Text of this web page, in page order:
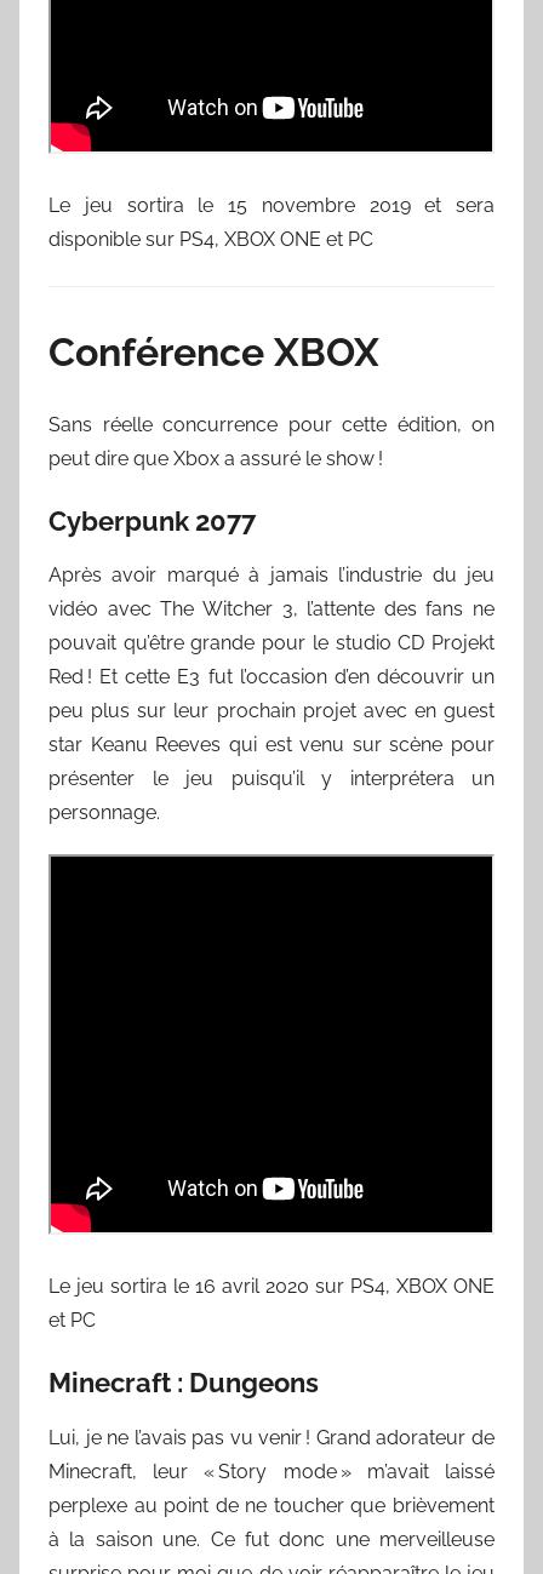
Le jeu sortira le 15 novembre 2019 et sera
disponible sur PS4, XBOX ONE et PC
Conférence XBOX
Sans réelle concurrence pour cette édition, on
peut dire que Xbox a assuré le show !
Cyberpunk 2077
Après avoir marqué à jamais l’industrie du jeu
vidéo avec The Witcher 3, l’attente des fans ne
pouvait qu’être grande pour le studio CD Projekt
Red ! Et cette E3 fut l’occasion d’en découvrir un
peu plus sur leur prochain projet avec en guest
star Keanu Reeves qui est venu sur scène pour
présenter le jeu puisqu’il y interprétera un
personnage.
Le jeu sortira le 16 avril 2020 sur PS4, XBOX ONE
et PC
Minecraft : Dungeons
Lui, je ne l’avais pas vu venir ! Grand adorateur de
Minecraft, leur « Story mode » m’avait laissé
perplexe au point de ne toucher que brièvement
à la saison une. Ce fut donc une merveilleuse